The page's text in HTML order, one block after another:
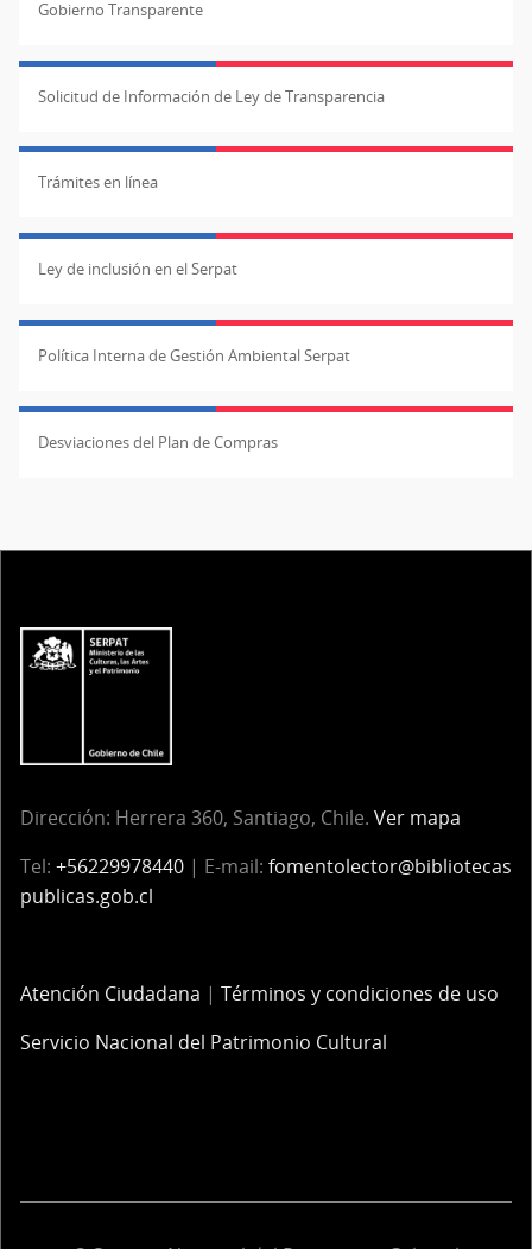
Gobierno Transparente
Solicitud de Información de Ley de Transparencia
Trámites en línea
Ley de inclusión en el Serpat
Política Interna de Gestión Ambiental Serpat
Desviaciones del Plan de Compras
Dirección: Herrera 360, Santiago, Chile. Ver mapa
Tel: +56229978440 | E-mail: fomentolector@bibliotecas
publicas.gob.cl
Atención Ciudadana | Términos y condiciones de uso
Servicio Nacional del Patrimonio Cultural